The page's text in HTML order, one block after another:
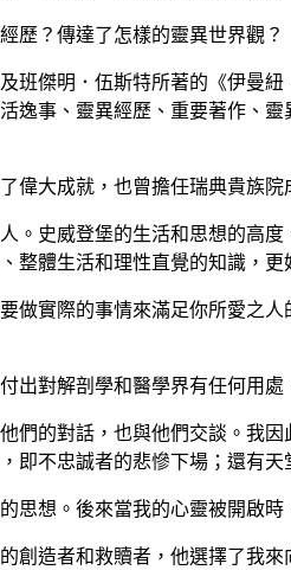
歷？傳達了怎樣的靈異世界觀？
班傑明．伍斯特所著的《伊曼
逸事、靈異經歷、重要著作、
偉大成就，也曾擔任瑞典貴族院
。史威登堡的生活和思想的高
整體生活和理性直覺的知識，更
做實際的事情來滿足你所愛之
出對解剖學和醫學界有任何用
們的對話，也與他們交談。我
即不忠誠者的悲慘下場；還有
思想。後來當我的心靈被開啟
創造者和救贖者，他選擇了我